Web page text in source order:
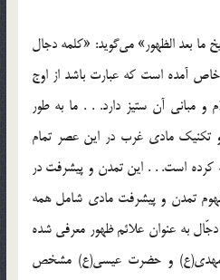
بعد الظهور» مى‌گوید: «کلمه دجال
آمده است که عبارت باشد از اوج
مبانى آن ستیز دارد. . . ما به‌ طور
مادى غرب در این عصر تمام
کرده است. . . این تمدن و پیشرفت در
تمدن و پیشرفت مادى شامل همه
به عنوان علائم ظهور معرفى شده
مهدى(ع) و حضرت عیسى(ع) مشخص